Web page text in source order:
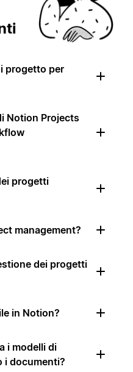
progetto per
Notion Projects
progetti
management?
dei progetti
in Notion?
i modelli di
i documenti?